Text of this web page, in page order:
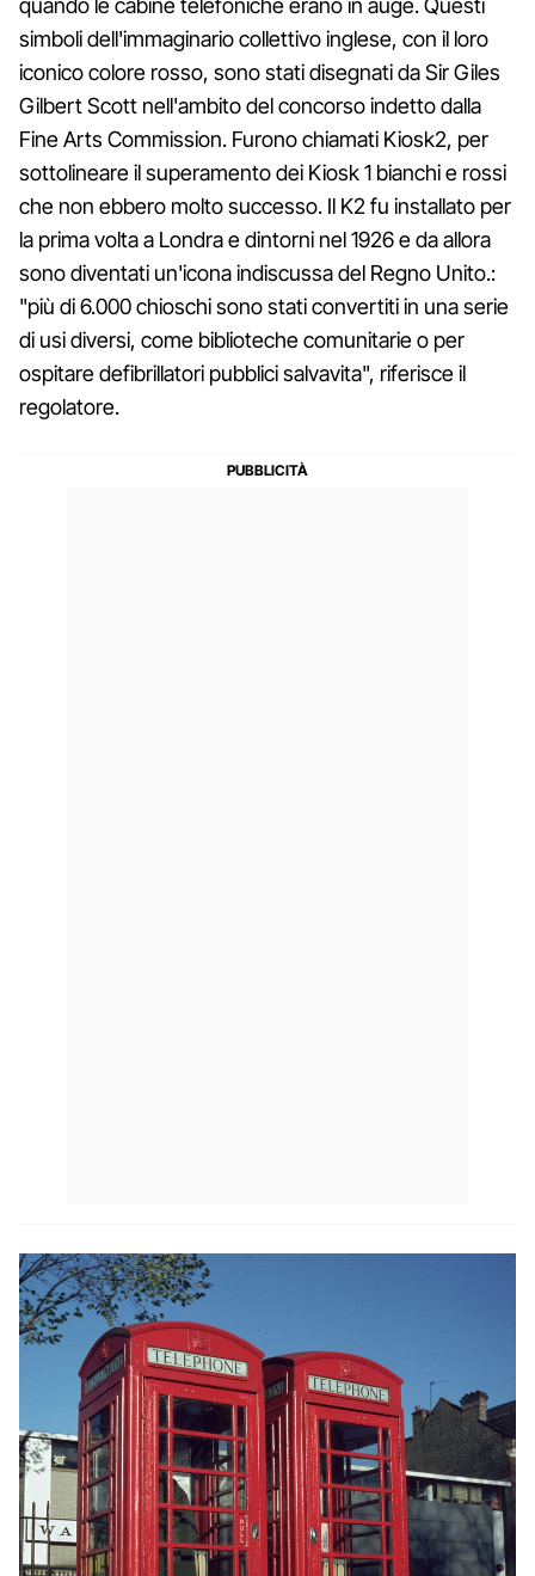
quando le cabine telefoniche erano in auge. Questi
simboli dell'immaginario collettivo inglese, con il loro
iconico colore rosso, sono stati disegnati da Sir Giles
Gilbert Scott nell'ambito del concorso indetto dalla
Fine Arts Commission. Furono chiamati Kiosk2, per
sottolineare il superamento dei Kiosk 1 bianchi e rossi
che non ebbero molto successo. Il K2 fu installato per
la prima volta a Londra e dintorni nel 1926 e da allora
sono diventati un'icona indiscussa del Regno Unito.:
"più di 6.000 chioschi sono stati convertiti in una serie
di usi diversi, come biblioteche comunitarie o per
ospitare defibrillatori pubblici salvavita", riferisce il
regolatore.